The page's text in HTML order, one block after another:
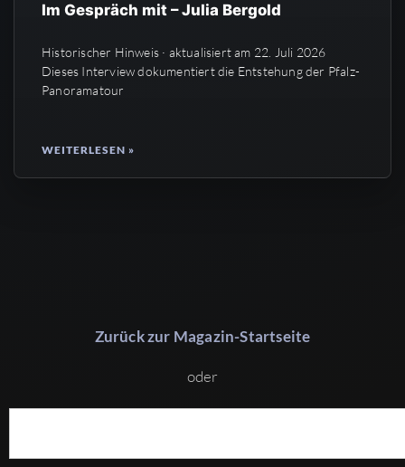
Im Gespräch mit – Julia Bergold
Historischer Hinweis · aktualisiert am 22. Juli 2026
Dieses Interview dokumentiert die Entstehung der Pfalz-
Panoramatour
WEITERLESEN »
Zurück zur Magazin-Startseite
oder